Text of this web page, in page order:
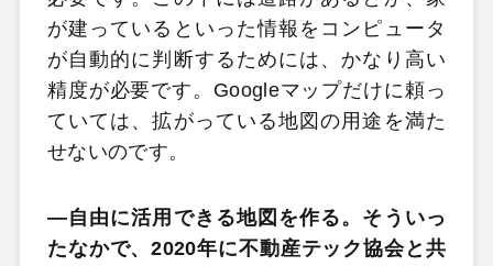
が建っているといった情報をコンピュータ
が自動的に判断するためには、かなり高い
精度が必要です。Googleマップだけに頼っ
ていては、拡がっている地図の用途を満た
せないのです。
―自由に活用できる地図を作る。そういっ
たなかで、2020年に不動産テック協会と共